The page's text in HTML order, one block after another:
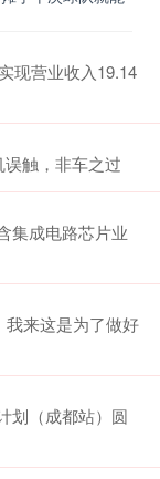
现营业收入19.14
误触，非车之过
集成电路芯片业
来这是为了做好
划（成都站）圆